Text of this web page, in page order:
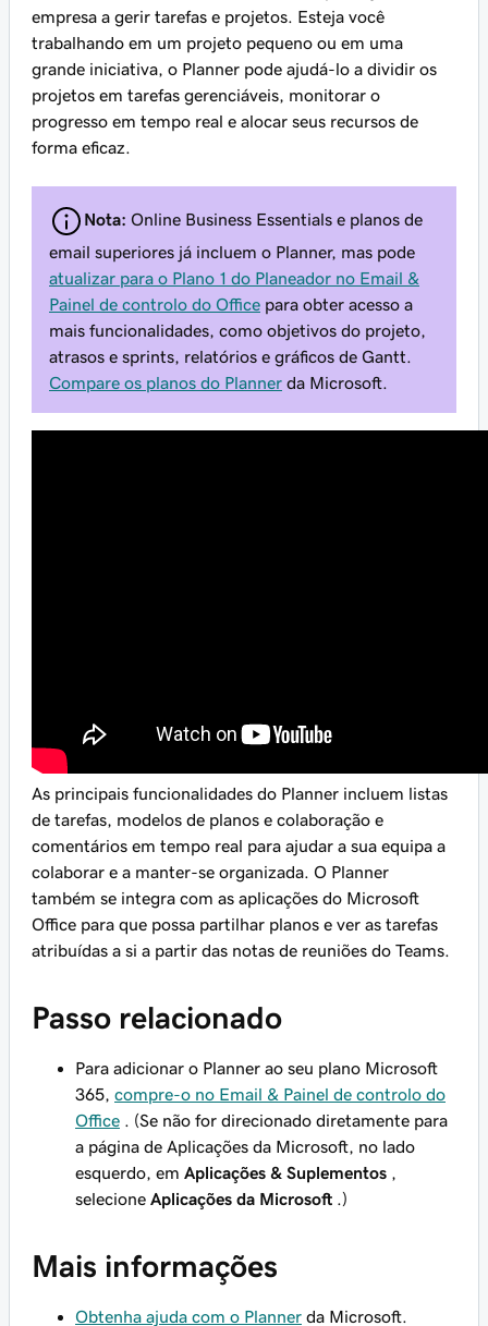
empresa a gerir tarefas e projetos. Esteja você
trabalhando em um projeto pequeno ou em uma
grande iniciativa, o Planner pode ajudá-lo a dividir os
projetos em tarefas gerenciáveis, monitorar o
progresso em tempo real e alocar seus recursos de
forma eficaz.
Nota: Online Business Essentials e planos de
email superiores já incluem o Planner, mas pode
atualizar para o Plano 1 do Planeador no Email &
Painel de controlo do Office para obter acesso a
mais funcionalidades, como objetivos do projeto,
atrasos e sprints, relatórios e gráficos de Gantt.
Compare os planos do Planner da Microsoft.
As principais funcionalidades do Planner incluem listas
de tarefas, modelos de planos e colaboração e
comentários em tempo real para ajudar a sua equipa a
colaborar e a manter-se organizada. O Planner
também se integra com as aplicações do Microsoft
Office para que possa partilhar planos e ver as tarefas
atribuídas a si a partir das notas de reuniões do Teams.
Passo relacionado
Para adicionar o Planner ao seu plano Microsoft
365, compre-o no Email & Painel de controlo do
Office . (Se não for direcionado diretamente para
a página de Aplicações da Microsoft, no lado
esquerdo, em Aplicações & Suplementos
selecione Aplicações da Microsoft .)
Mais informações
Obtenha ajuda com o Planner da Microsoft.